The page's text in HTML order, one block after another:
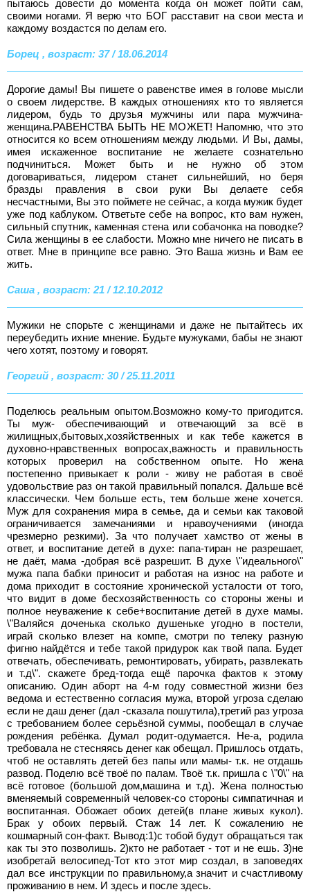
пытаюсь довести до момента когда он может пойти сам,
своими ногами. Я верю что БОГ расставит на свои места и
каждому воздастся по делам его.
Борец , возраст: 37 / 18.06.2014
Дорогие дамы! Вы пишете о равенстве имея в голове мысли
о своем лидерстве. В каждых отношениях кто то является
лидером, будь то друзья мужчины или пара мужчина-
женщина.РАВЕНСТВА БЫТЬ НЕ МОЖЕТ! Напомню, что это
относится ко всем отношениям между людьми. И Вы, дамы,
имея искаженное воспитание не желаете сознательно
подчиниться. Может быть и не нужно об этом
договариваться, лидером станет сильнейший, но беря
бразды правления в свои руки Вы делаете себя
несчастными, Вы это поймете не сейчас, а когда мужик будет
уже под каблуком. Ответьте себе на вопрос, кто вам нужен,
сильный спутник, каменная стена или собачонка на поводке?
Сила женщины в ее слабости. Можно мне ничего не писать в
ответ. Мне в принципе все равно. Это Ваша жизнь и Вам ее
жить.
Саша , возраст: 21 / 12.10.2012
Мужики не спорьте с женщинами и даже не пытайтесь их
переубедить ихние мнение. Будьте мужуками, бабы не знают
чего хотят, поэтому и говорят.
Георгий , возраст: 30 / 25.11.2011
Поделюсь реальным опытом.Возможно кому-то пригодится.
Ты муж- обеспечивающий и отвечающий за всё в
жилищных,бытовых,хозяйственных и как тебе кажется в
духовно-нравственных вопросах,важность и правильность
которых проверил на собственном опыте. Но жена
постепенно привыкает к роли - живу не работая в своё
удовольствие раз он такой правильный попался. Дальше всё
классически. Чем больше есть, тем больше жене хочется.
Муж для сохранения мира в семье, да и семьи как таковой
ограничивается замечаниями и нравоучениями (иногда
чрезмерно резкими). За что получает хамство от жены в
ответ, и воспитание детей в духе: папа-тиран не разрешает,
не даёт, мама -добрая всё разрешит. В духе \"идеального\"
мужа папа бабки приносит и работая на износ на работе и
дома приходит в состояние хронической усталости от того,
что видит в доме бесхозяйственность со стороны жены и
полное неуважение к себе+воспитание детей в духе мамы.
\"Валяйся доченька сколько душеньке угодно в постели,
играй сколько влезет на компе, смотри по телеку разную
фигню найдётся и тебе такой придурок как твой папа. Будет
отвечать, обеспечивать, ремонтировать, убирать, развлекать
и т.д\". скажете бред-тогда ещё парочка фактов к этому
описанию. Один аборт на 4-м году совместной жизни без
ведома и естественно согласия мужа, второй угроза сделаю
если не даш денег (дал -сказала пошутила),третий раз угроза
с требованием более серьёзной суммы, пообещал в случае
рождения ребёнка. Думал родит-одумается. Не-а, родила
требовала не стесняясь денег как обещал. Пришлось отдать,
чтоб не оставлять детей без папы или мамы- т.к. не отдашь
развод. Поделю всё твоё по палам. Твоё т.к. пришла с \"0\" на
всё готовое (большой дом,машина и т.д). Жена полностью
вменяемый современный человек-со стороны симпатичная и
воспитанная. Обожает обоих детей(в плане живых кукол).
Брак у обоих первый. Стаж 14 лет. К сожалению не
кошмарный сон-факт. Вывод:1)с тобой будут обращаться так
как ты это позволишь. 2)кто не работает - тот и не ешь. 3)не
изобретай велосипед-Тот кто этот мир создал, в заповедях
дал все инструкции по правильному,а значит и счастливому
проживанию в нем. И здесь и после здесь.